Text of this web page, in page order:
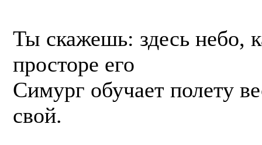
Ты скажешь: здесь небо,
просторе его
Симург обучает полету
свой.